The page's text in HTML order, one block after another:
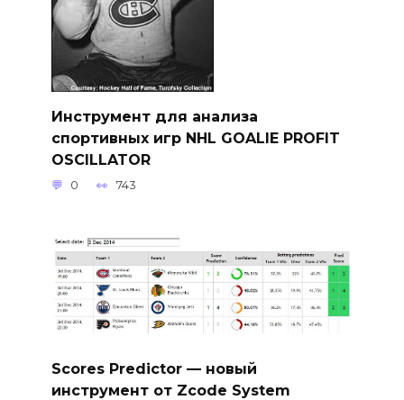
Инструмент для анализа
спортивных игр NHL GOALIE PROFIT
OSCILLATOR
0 743
Scores Predictor — новый
инструмент от Zcode System